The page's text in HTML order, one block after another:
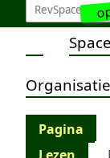
Space
Organisatie
Pagina